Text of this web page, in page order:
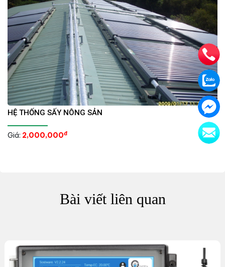
HỆ THỐNG SẤY NÔNG SẢN
Giá: 2,000,000đ
Bài viết liên quan